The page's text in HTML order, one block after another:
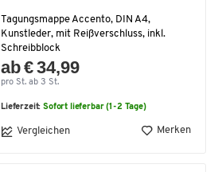
Tagungsmappe Accento, DIN A4,
Kunstleder, mit Reißverschluss, inkl.
Schreibblock
ab € 34,99
pro St. ab 3 St.
Lieferzeit:Sofort lieferbar (1-2 Tage)
Vergleichen Merken